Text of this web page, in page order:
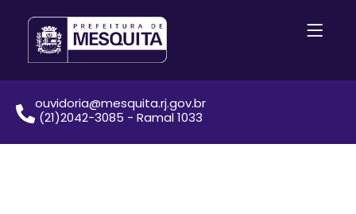
ouvidoria@mesquita.rj.gov.br
(21)2042-3085 - Ramal 1033